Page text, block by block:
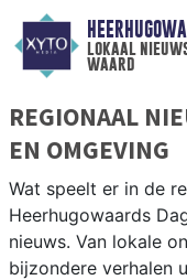
lokaal
waard
REGIONAAL
EN OMGEVING
Wat speelt er in de
Heerhugowaards
nieuws. Van lokale
bijzondere verhalen